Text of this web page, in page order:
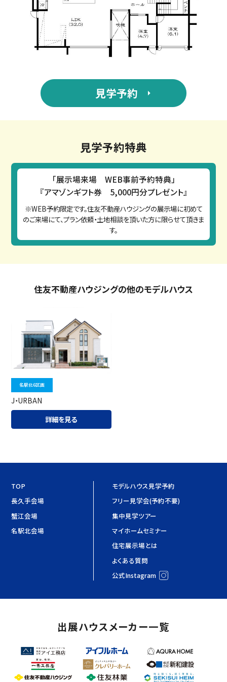
見学予約
見学予約特典
「展示場来場 WEB事前予約特典」
『アマゾンギフト券 5,000円分プレゼント』
※WEB予約限定です。住友不動産ハウジングの展示場に初めて
のご来場にて、プラン依頼・土地相談を頂いた方に限らせて頂きま
す。
住友不動産ハウジングの他のモデルハウス
名駅北6区画
J・URBAN
詳細を見る
TOP
長久手会場
蟹江会場
名駅北会場
モデルハウス見学予約
フリー見学会(予約不要)
集中見学ツアー
マイホームセミナー
住宅展示場とは
よくある質問
公式Instagram
出展ハウスメーカー一覧